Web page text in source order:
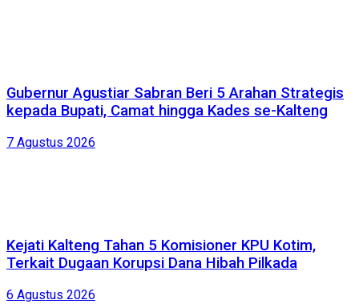
Gubernur Agustiar Sabran Beri 5 Arahan Strategis
kepada Bupati, Camat hingga Kades se-Kalteng
7 Agustus 2026
Kejati Kalteng Tahan 5 Komisioner KPU Kotim,
Terkait Dugaan Korupsi Dana Hibah Pilkada
6 Agustus 2026